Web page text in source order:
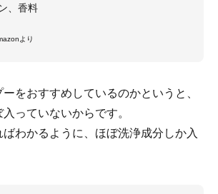
、香料
より
をおすすめしているのかというと、
っていないからです。
ばわかるように、ほぼ洗浄成分しか入